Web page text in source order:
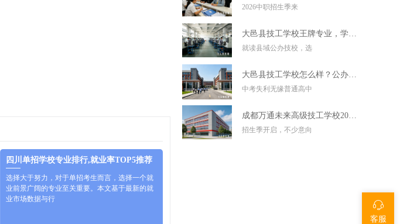
2026中职招生季来
就读县域公办技校，选
中考失利无缘普通高中
招生季开启，不少意向
四川单招学校专业排行,就业率TOP5推荐
选择大于努力，对于单招考生而言，选择一个就
业前景广阔的专业至关重要。本文基于最新的就
业市场数据与行
客服